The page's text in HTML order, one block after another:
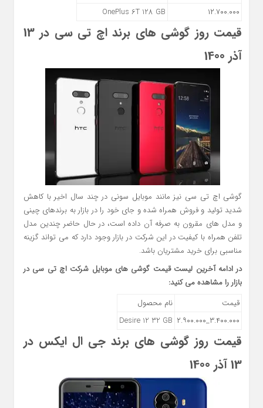
۱۲.۷۰۰.۰۰۰
OnePlus 6T 128 GB
قیمت روز گوشی های برند اچ تی سی در 13
آذر 1400
گوشی اچ تی سی نیز مانند موبایل سونی در چند سال اخیر با کاهش
شدید تولید و فروش همراه شده و جای خود را در بازار به برندهای چینی
و مدل های مقرون به صرفه آن داده است، در حال حاضر چندین مدل
تلفن همراه با کیفیت در این شرکت در بازار وجود دارد که می تواند گزینه
مناسبی برای خرید مشتریان باشد.
در ادامه آخرین لیست قیمت گوشی های موبایل شرکت اچ تی سی در
بازار را مشاهده می کنید:
قیمت
نام محصول
۳.۴۰۰.۰۰۰_۲.۹۰۰.۰۰۰
Desire 12 32 GB
قیمت روز گوشی های برند جی ال ایکس در
13 آذر 1400